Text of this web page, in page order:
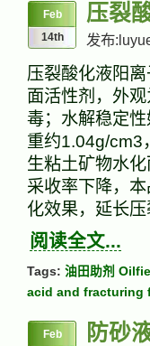
Feb
14th
压裂
发布
压裂酸化液阳
面活性剂，外
毒；水解稳定
重约1.04g/
生粘土矿物水
采收率下降，
化效果，延长
阅读全文...
Tags: 油田助剂
acid and fracturing
Feb
防砂